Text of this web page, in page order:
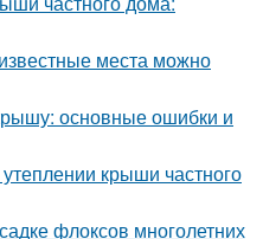
места можно
основные ошибки и
крыши частного
флоксов многолетних